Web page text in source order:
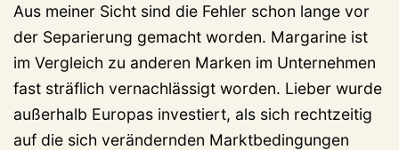
Aus meiner Sicht sind die Fehler schon lange vor
der Separierung gemacht worden. Margarine ist
im Vergleich zu anderen Marken im Unternehmen
fast sträflich vernachlässigt worden. Lieber wurde
außerhalb Europas investiert, als sich rechtzeitig
auf die sich verändernden Marktbedingungen